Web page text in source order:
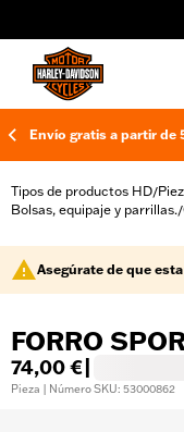
Envío gratis a partir de
Tipos de productos HD/
Bolsas, equipaje y parrillas./
Asegúrate de que
FORRO
74,00 €
Pieza | Número SKU: 53000862